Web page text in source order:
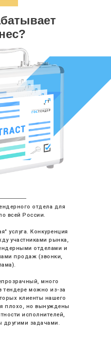
отдела для
всей России.
услуга. Конкуренция
участниками рынка,
отделами и
продаж (звонки,
много
тендере можно из-за
клиенты нашего
плохо, но вынуждены
исполнителей,
другими задачами.